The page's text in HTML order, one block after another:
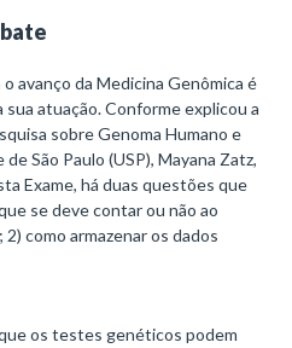
avanço da Medicina Genômica é
atuação. Conforme explicou a
sobre Genoma Humano e
São Paulo (USP), Mayana Zatz,
Exame, há duas questões que
se deve contar ou não ao
como armazenar os dados
os testes genéticos podem